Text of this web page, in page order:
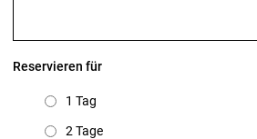
Reservieren für
1 Tag
2 Tage